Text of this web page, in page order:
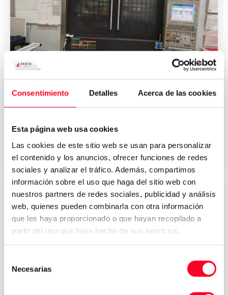
Consentimiento Detalles Acerca de las cookies
Esta página web usa cookies
Las cookies de este sitio web se usan para personalizar
el contenido y los anuncios, ofrecer funciones de redes
sociales y analizar el tráfico. Además, compartimos
información sobre el uso que haga del sitio web con
nuestros partners de redes sociales, publicidad y análisis
web, quienes pueden combinarla con otra información
que les haya proporcionado o que hayan recopilado a
partir del uso que haya hecho de sus servicios.
Necesarias
MORI SEIKI
NT4250 DCG / 1500SZ
Altre macchine e pezzi di ricambio
2010Germany